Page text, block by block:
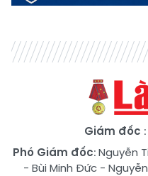
Giám đốc
Phó Giám đốc:Nguyễn
- Bùi Minh Đức-